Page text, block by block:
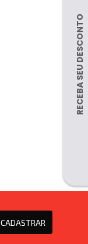
CADASTRAR